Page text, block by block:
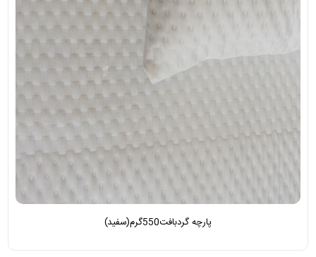
پارچه گردبافت550گرم(سفید)